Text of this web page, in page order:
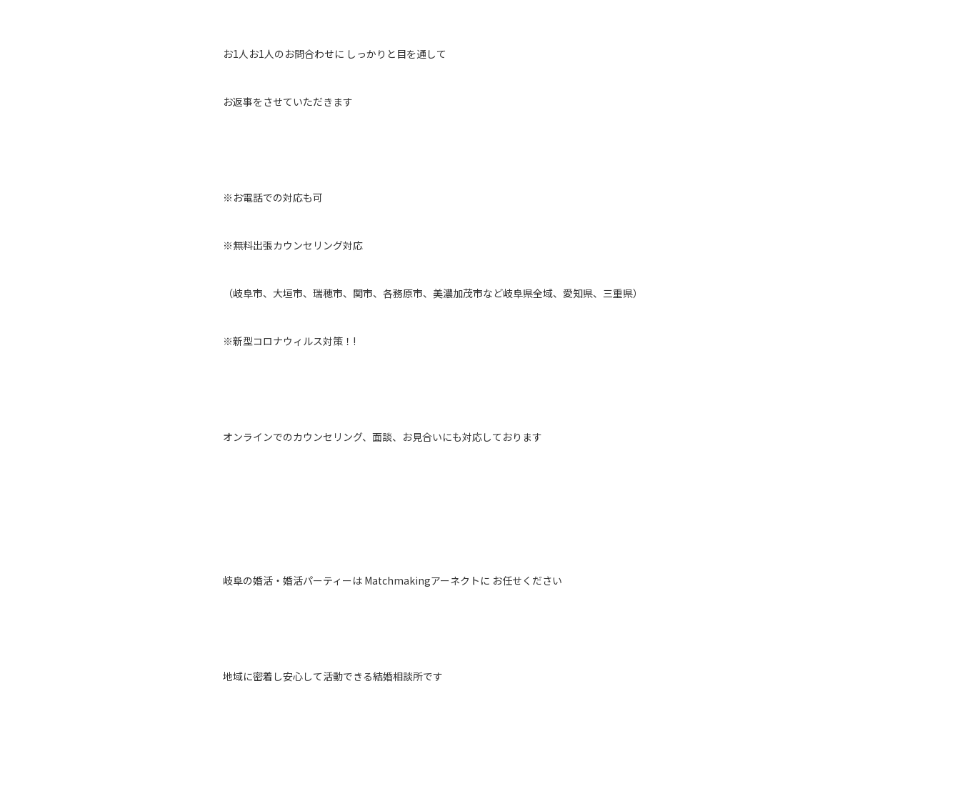
お1人お1人のお問合わせに しっかりと目を通して
お返事をさせていただきます
※お電話での対応も可
※無料出張カウンセリング対応
（岐阜市、大垣市、瑞穂市、関市、各務原市、美濃加茂市など岐阜県全域、愛知県、三重県）
※新型コロナウィルス対策！!
オンラインでのカウンセリング、面談、お見合いにも対応しております
岐阜の婚活・婚活パーティーは Matchmakingアーネクトに お任せください
地域に密着し安心して活動できる結婚相談所です